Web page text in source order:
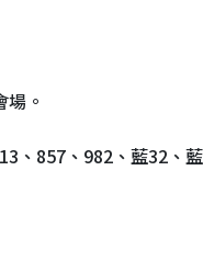
。
、857、982、藍32、